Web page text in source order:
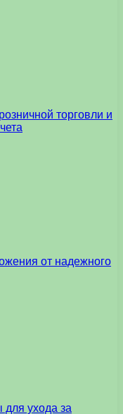
торговли и
от надежного
ухода за